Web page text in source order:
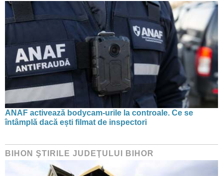
ANAF activează bodycam-urile la controale. Ce se
întâmplă dacă ești filmat de inspectori
BIHON ŞTIRILE JUDEŢULUI BIHOR